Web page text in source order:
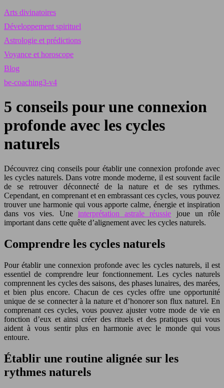
Arts divinatoires
Développement spirituel
Astrologie et prédictions
Voyance et horoscope
Blog
be-coaching3-v4
5 conseils pour une connexion
profonde avec les cycles
naturels
Découvrez cinq conseils pour établir une connexion profonde avec
les cycles naturels. Dans votre monde moderne, il est souvent facile
de se retrouver déconnecté de la nature et de ses rythmes.
Cependant, en comprenant et en embrassant ces cycles, vous pouvez
trouver une harmonie qui vous apporte calme, énergie et inspiration
dans vos vies. Une interprétation astrale réussie joue un rôle
important dans cette quête d’alignement avec les cycles naturels.
Comprendre les cycles naturels
Pour établir une connexion profonde avec les cycles naturels, il est
essentiel de comprendre leur fonctionnement. Les cycles naturels
comprennent les cycles des saisons, des phases lunaires, des marées,
et bien plus encore. Chacun de ces cycles offre une opportunité
unique de se connecter à la nature et d’honorer son flux naturel. En
comprenant ces cycles, vous pouvez ajuster votre mode de vie en
fonction d’eux et ainsi créer des rituels et des pratiques qui vous
aident à vous sentir plus en harmonie avec le monde qui vous
entoure.
Établir une routine alignée sur les
rythmes naturels